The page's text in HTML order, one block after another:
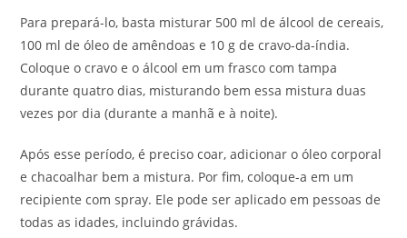
Para prepará-lo, basta misturar 500 ml de álcool de cereais,
100 ml de óleo de amêndoas e 10 g de cravo-da-índia.
Coloque o cravo e o álcool em um frasco com tampa
durante quatro dias, misturando bem essa mistura duas
vezes por dia (durante a manhã e à noite).
Após esse período, é preciso coar, adicionar o óleo corporal
e chacoalhar bem a mistura. Por fim, coloque-a em um
recipiente com spray. Ele pode ser aplicado em pessoas de
todas as idades, incluindo grávidas.